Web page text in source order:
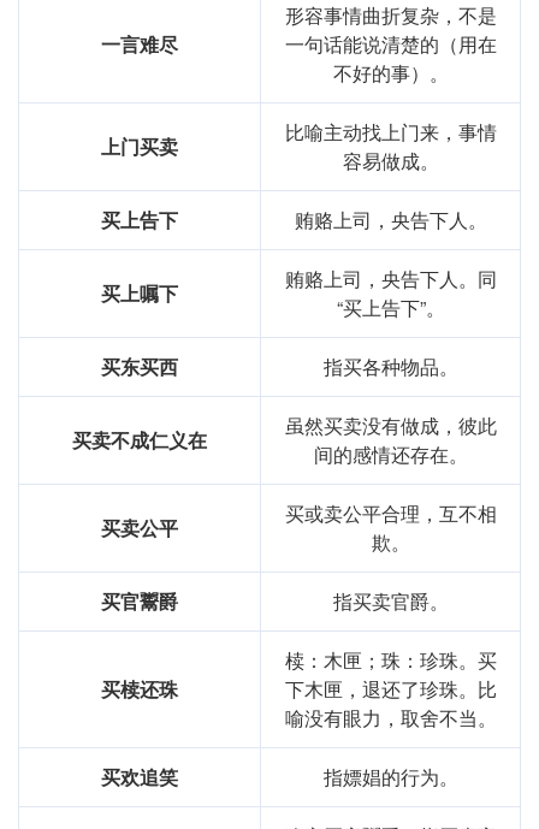
一言难尽
形容事情曲折复杂，不是
一句话能说清楚的（用在
不好的事）。
上门买卖
比喻主动找上门来，事情
容易做成。
买上告下 贿赂上司，央告下人。
买上嘱下
贿赂上司，央告下人。同
“买上告下”。
买东买西 指买各种物品。
买卖不成仁义在
虽然买卖没有做成，彼此
间的感情还存在。
买卖公平
买或卖公平合理，互不相
欺。
买官鬻爵 指买卖官爵。
买椟还珠
椟：木匣；珠：珍珠。买
下木匣，退还了珍珠。比
喻没有眼力，取舍不当。
买欢追笑 指嫖娼的行为。